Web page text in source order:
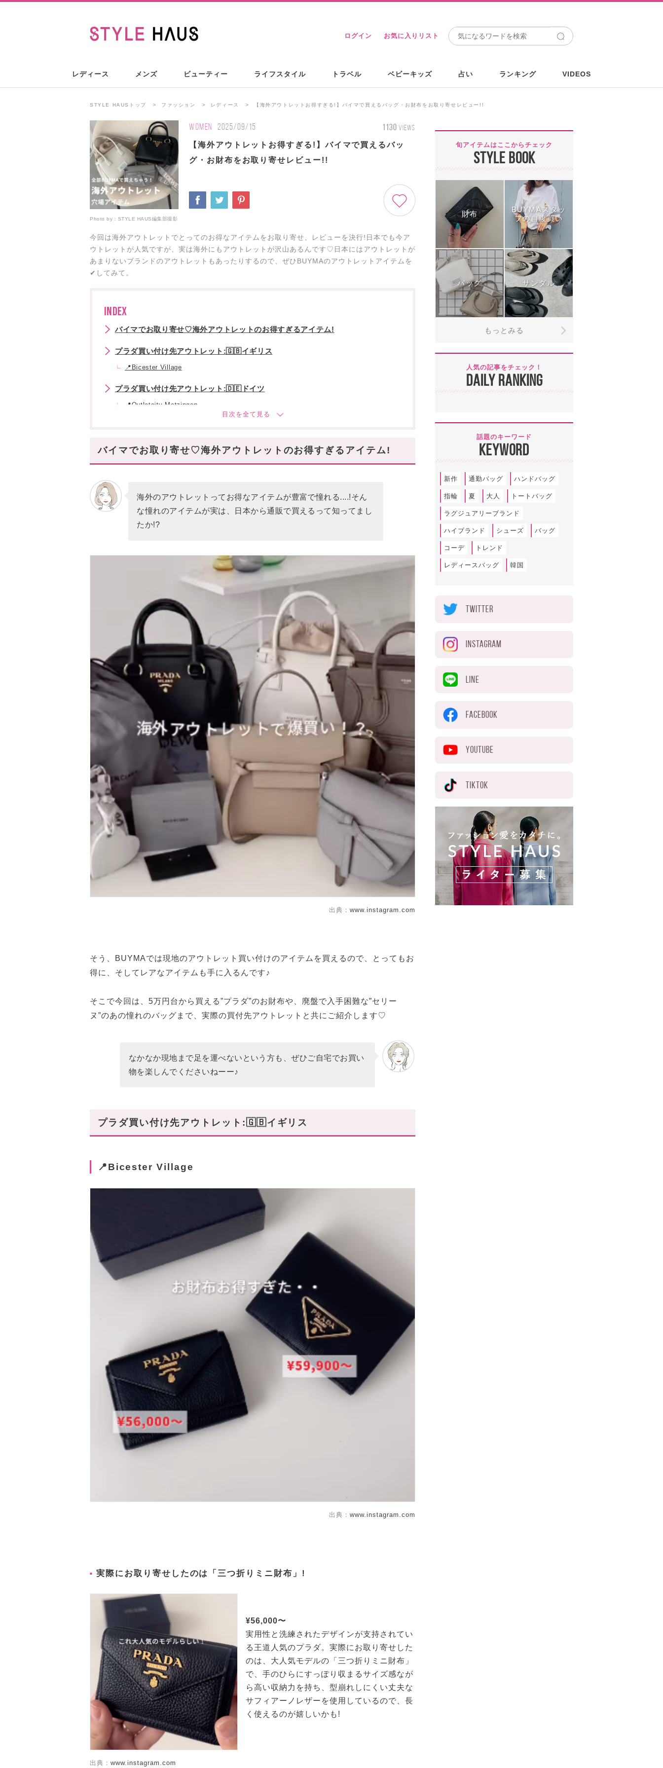
ログイン お気に入りリスト
レディース メンズ ビューティー ライフスタイル トラベル ベビーキッズ 占い ランキング VIDEOS
STYLE HAUSトップ ファッション レディース 【海外アウトレットお得すぎる!】バイマで買えるバッグ・お財布をお取り寄せレビュー!!
WOMEN 2025/09/15 1130 VIEWS
【海外アウトレットお得すぎる!】バイマで買えるバッ
グ・お財布をお取り寄せレビュー!!
Photo by： STYLE HAUS編集部撮影
今回は海外アウトレットでとってのお得なアイテムをお取り寄せ、レビューを決行!日本でも今ア
ウトレットが人気ですが、実は海外にもアウトレットが沢山あるんです♡日本にはアウトレットが
あまりないブランドのアウトレットもあったりするので、ぜひBUYMAのアウトレットアイテムを
✔︎してみて。
INDEX
バイマでお取り寄せ♡海外アウトレットのお得すぎるアイテム!
プラダ買い付け先アウトレット:🇬🇧イギリス
📍Bicester Village
プラダ買い付け先アウトレット:🇩🇪ドイツ
📍Outletcity Metzingen
バレンシアガ買い付け先アウトレット:🇬🇧イギリス
マルジェラ買い付け先アウトレット:🇬🇧イギリス
📍Bicester Village
📍Las Rozas Village
スタハ編集部の「海外アウトレット爆買い」レビュー動画も✓
ハイブランドは、海外アウトレットでお得にゲットするのが鉄則♡
バイマでお取り寄せ♡海外アウトレットのお得すぎるアイテム!
海外のアウトレットってお得なアイテムが豊富で憧れる....!そん
な憧れのアイテムが実は、日本から通販で買えるって知ってまし
たか!?
出典： www.instagram.com
そう、BUYMAでは現地のアウトレット買い付けのアイテムを買えるので、とってもお
得に、そしてレアなアイテムも手に入るんです♪
そこで今回は、5万円台から買える”プラダ”のお財布や、廃盤で入手困難な”セリー
ヌ”のあの憧れのバッグまで、実際の買付先アウトレットと共にご紹介します♡
なかなか現地まで足を運べないという方も、ぜひご自宅でお買い
物を楽しんでくださいねーー♪
プラダ買い付け先アウトレット:🇬🇧イギリス
📍Bicester Village
出典： www.instagram.com
実際にお取り寄せしたのは「三つ折りミニ財布」!
出典： www.instagram.com
¥56,000〜
実用性と洗練されたデザインが支持されてい
る王道人気のプラダ。実際にお取り寄せした
のは、大人気モデルの「三つ折りミニ財布」
で、手のひらにすっぽり収まるサイズ感なが
ら高い収納力を持ち、型崩れしにくい丈夫な
サフィアーノレザーを使用しているので、長
く使えるのが嬉しいかも!
旬アイテムはここからチェック
STYLE BOOK
財布
BUYMAスタッ
フの自腹買い
バッグ サンダル
もっとみる
人気の記事をチェック！
DAILY RANKING
話題のキーワード
KEYWORD
新作 通勤バッグ ハンドバッグ
指輪 夏 大人 トートバッグ
ラグジュアリーブランド
ハイブランド シューズ バッグ
コーデ トレンド
レディースバッグ 韓国
TWITTER
INSTAGRAM
LINE
FACEBOOK
YOUTUBE
TIKTOK